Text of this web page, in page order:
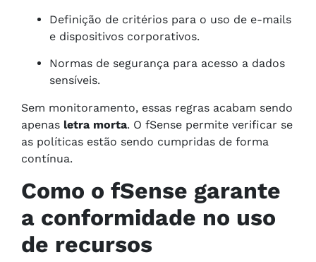
Definição de critérios para o uso de e-mails
e dispositivos corporativos.
Normas de segurança para acesso a dados
sensíveis.
Sem monitoramento, essas regras acabam sendo
apenas letra morta. O fSense permite verificar se
as políticas estão sendo cumpridas de forma
contínua.
Como o fSense garante
a conformidade no uso
de recursos